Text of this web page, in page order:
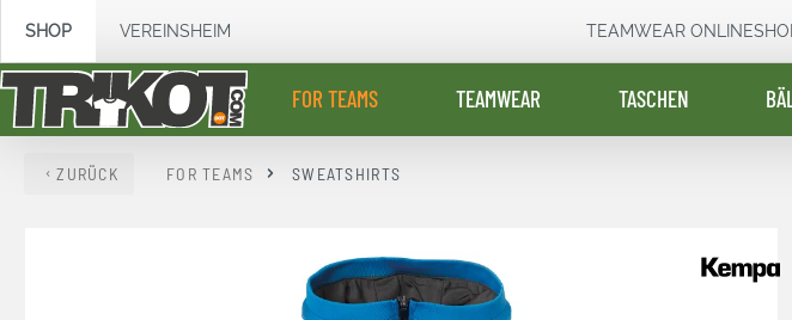
Zur Hauptnavigation springen
SHOP VEREINSHEIM TEAMWEAR
FOR TEAMS TEAMWEAR TASCHEN
ZURÜCK FOR TEAMS SWEATSHIRTS